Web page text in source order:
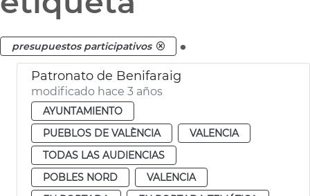
presupuestos participativos .
Patronato de Benifaraig
modificado hace 3 años
AYUNTAMIENTO
PUEBLOS DE VALÈNCIA
VALENCIA
TODAS LAS AUDIENCIAS
POBLES NORD
VALENCIA